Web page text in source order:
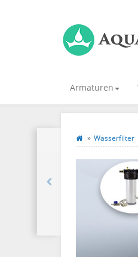
Armaturen
Wasserfilter